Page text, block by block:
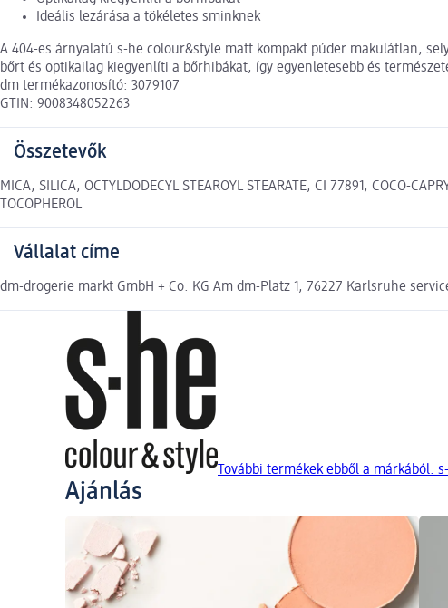
Ideális lezárása a tökéletes sminknek
A 404-es árnyalatú s-he colour&style matt kompakt púder makulátlan,
bőrt és optikailag kiegyenlíti a bőrhibákat, így egyenletesebb és
dm termékazonosító: 3079107
GTIN: 9008348052263
Összetevők
MICA, SILICA, OCTYLDODECYL STEAROYL STEARATE, CI 77891, COCO-
TOCOPHEROL
Vállalat címe
dm-drogerie markt GmbH + Co. KG Am dm-Platz 1, 76227 Karlsruhe
További termékek ebből a márkából:
Ajánlás